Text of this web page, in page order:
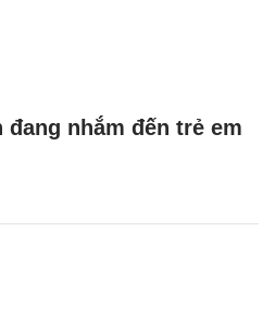
nhắm đến trẻ em